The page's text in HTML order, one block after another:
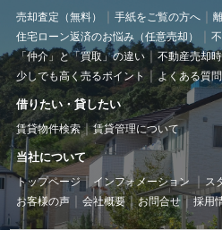
売却査定（無料） 手紙をご覧の方へ
住宅ローン返済のお悩み（任意売却）
「仲介」と「買取」の違い
不動産売却
少しでも高く売るポイント
よくある質問
借りたい・貸したい
賃貸物件検索 賃貸管理について
当社について
トップページ インフォメーション ス
お客様の声
会社概要 お問合せ 採用